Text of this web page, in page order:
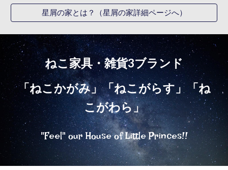
星屑の家とは？（星屑の家詳細ページへ）
ねこ家具・雑貨3ブランド
「ねこかがみ」「ねこがらす」「ね
こがわら」
"Feel" our House of Little Princes!!